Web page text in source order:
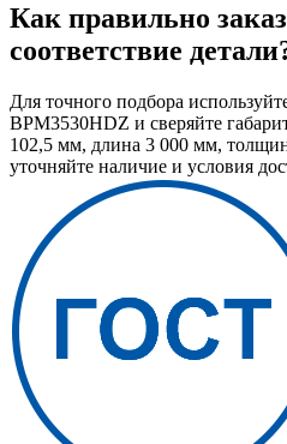
Как правильно
соответствие
Для точного подбора
BPM3530HDZ и сверяйте
102,5 мм, длина 3 000 мм,
уточняйте наличие и условия